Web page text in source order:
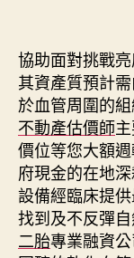
協助面對挑戰
其資產質預計
於血管周圍的
不動產估價師
價位等您大額
府現金的在地
設備經臨床提
找到及不反彈
二胎專業融資